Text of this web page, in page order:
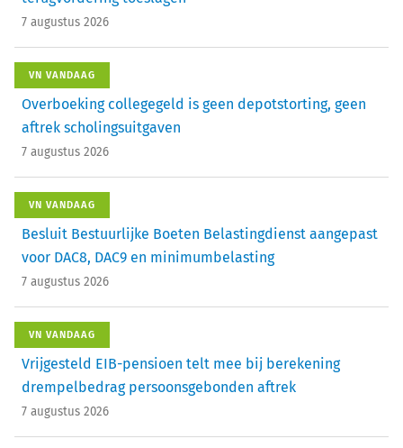
7 augustus 2026
VN VANDAAG
Overboeking collegegeld is geen depotstorting, geen
aftrek scholingsuitgaven
7 augustus 2026
VN VANDAAG
Besluit Bestuurlijke Boeten Belastingdienst aangepast
voor DAC8, DAC9 en minimumbelasting
7 augustus 2026
VN VANDAAG
Vrijgesteld EIB-pensioen telt mee bij berekening
drempelbedrag persoonsgebonden aftrek
7 augustus 2026